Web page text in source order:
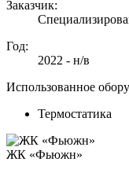
Заказчик:
Год:
2022 - н/в
Использованное
Термостатика
ЖК «Фьюжн»